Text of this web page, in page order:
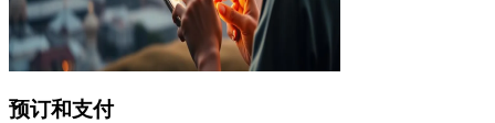
预订和支付